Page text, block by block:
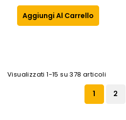
normale
Aggiungi Al Carrello
Visualizzati 1-15 su 378 articoli
1 2